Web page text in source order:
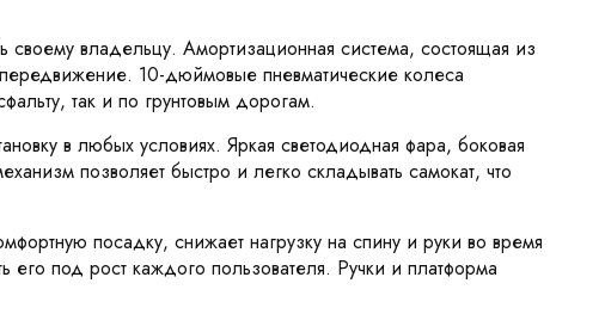
владельцу. Амортизационная система, состоящая из
10-дюймовые пневматические колеса
так и по грунтовым дорогам.
в любых условиях. Яркая светодиодная фара, боковая
позволяет быстро и легко складывать самокат, что
посадку, снижает нагрузку на спину и руки во время
его под рост каждого пользователя. Ручки и платформа